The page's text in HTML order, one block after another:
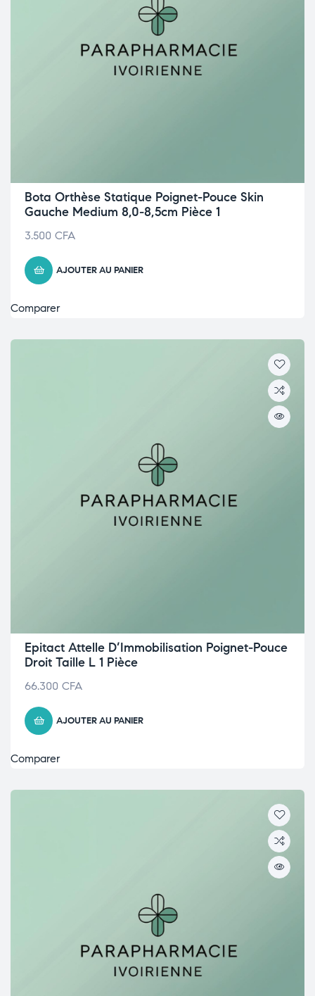
Bota Orthèse Statique Poignet-Pouce Skin
Gauche Medium 8,0-8,5cm Pièce 1
3.500 CFA
AJOUTER AU PANIER
Comparer
Epitact Attelle D’Immobilisation Poignet-Pouce
Droit Taille L 1 Pièce
66.300 CFA
AJOUTER AU PANIER
Comparer